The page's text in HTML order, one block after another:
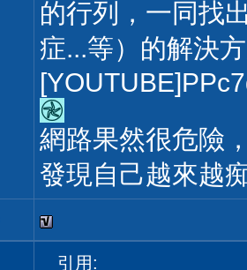
的行列，一同找
症...等）的解決
網路果然很危險
發現自己越來越
引用: